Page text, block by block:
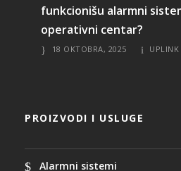
funkcionišu alarmni
operativni centar?
18 OKTOBRA, 2025
PROIZVODI I USLUGE
Alarmni sistemi